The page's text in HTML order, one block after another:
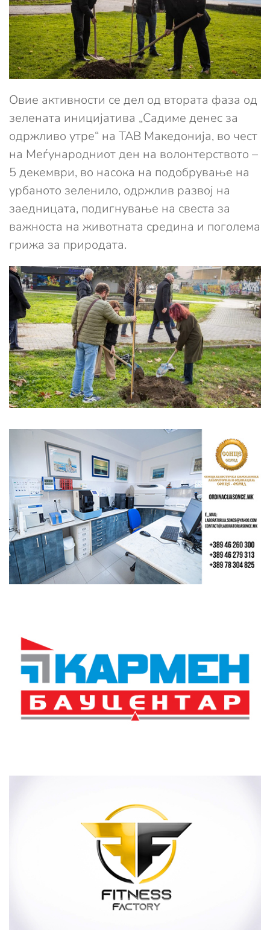
Овие активности се дел од втората фаза од
зелената иницијатива „Садиме денес за
одржливо утре“ на ТАВ Македонија, во чест
на Меѓународниот ден на волонтерството –
5 декември, во насока на подобрување на
урбаното зеленило, одржлив развој на
заедницата, подигнување на свеста за
важноста на животната средина и поголема
грижа за природата.